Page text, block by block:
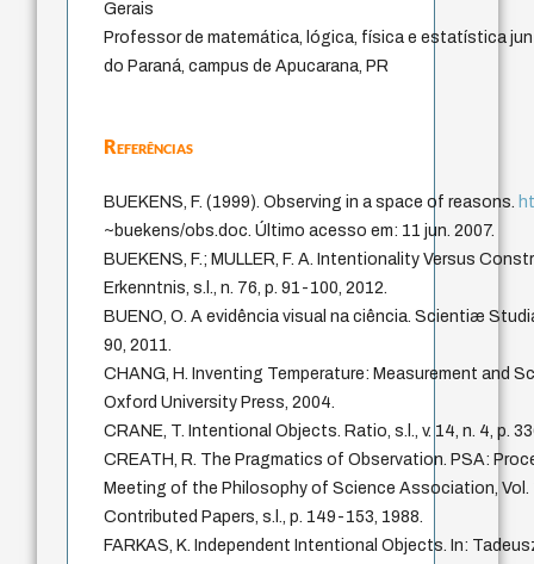
Gerais
Professor de matemática, lógica, física e estatística
do Paraná, campus de Apucarana, PR
Referências
BUEKENS, F. (1999). Observing in a space of reasons.
~buekens/obs.doc. Último acesso em: 11 jun. 2007.
BUEKENS, F.; MULLER, F. A. Intentionality Versus
Erkenntnis, s.l., n. 76, p. 91-100, 2012.
BUENO, O. A evidência visual na ciência. Scientiæ
90, 2011.
CHANG, H. Inventing Temperature: Measurement and
Oxford University Press, 2004.
CRANE, T. Intentional Objects. Ratio, s.l., v. 14, n. 4, p.
CREATH, R. The Pragmatics of Observation. PSA:
Meeting of the Philosophy of Science Association, Vol.
Contributed Papers, s.l., p. 149-153, 1988.
FARKAS, K. Independent Intentional Objects. In: